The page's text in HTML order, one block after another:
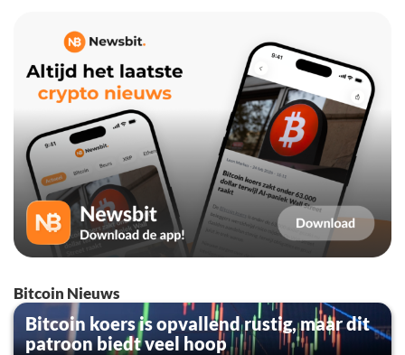
Bitcoin Nieuws
Bitcoin koers is opvallend rustig, maar dit
patroon biedt veel hoop